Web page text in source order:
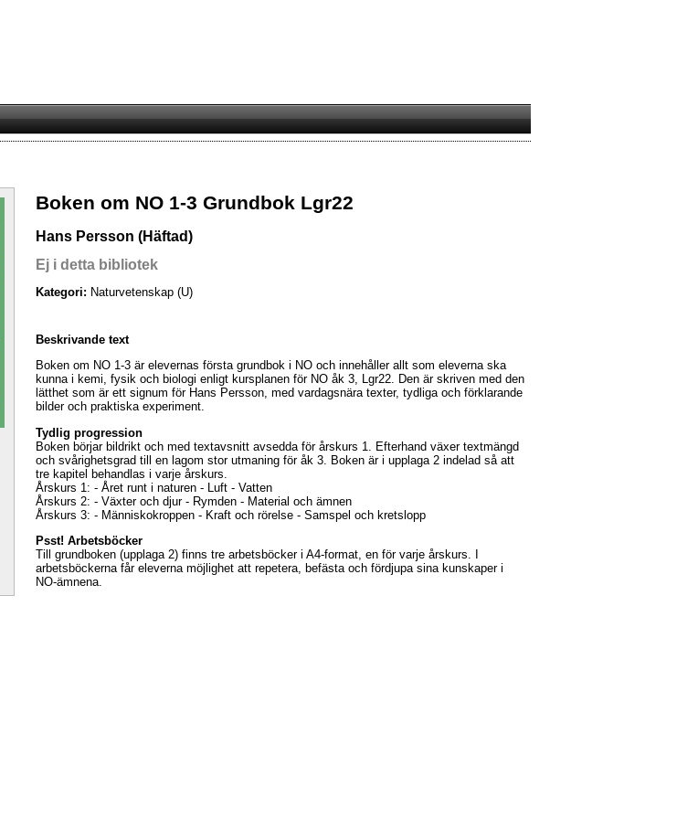
Boken om NO 1-3 Grundbok Lgr22
Hans Persson (Häftad)
Ej i detta bibliotek
Kategori: Naturvetenskap (U)
Beskrivande text
Boken om NO 1-3 är elevernas första grundbok i NO och innehåller allt som eleverna ska
kunna i kemi, fysik och biologi enligt kursplanen för NO åk 3, Lgr22. Den är skriven med den
lätthet som är ett signum för Hans Persson, med vardagsnära texter, tydliga och förklarande
bilder och praktiska experiment.
Tydlig progression
Boken börjar bildrikt och med textavsnitt avsedda för årskurs 1. Efterhand växer textmängd
och svårighetsgrad till en lagom stor utmaning för åk 3. Boken är i upplaga 2 indelad så att
tre kapitel behandlas i varje årskurs.
Årskurs 1: - Året runt i naturen - Luft - Vatten
Årskurs 2: - Växter och djur - Rymden - Material och ämnen
Årskurs 3: - Människokroppen - Kraft och rörelse - Samspel och kretslopp
Psst! Arbetsböcker
Till grundboken (upplaga 2) finns tre arbetsböcker i A4-format, en för varje årskurs. I
arbetsböckerna får eleverna möjlighet att repetera, befästa och fördjupa sina kunskaper i
NO-ämnena.